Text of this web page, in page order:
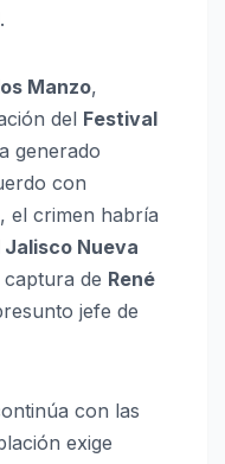
Manzo,
del Festival
generado
con
el crimen habría
Nueva
de René
jefe de
con las
exige